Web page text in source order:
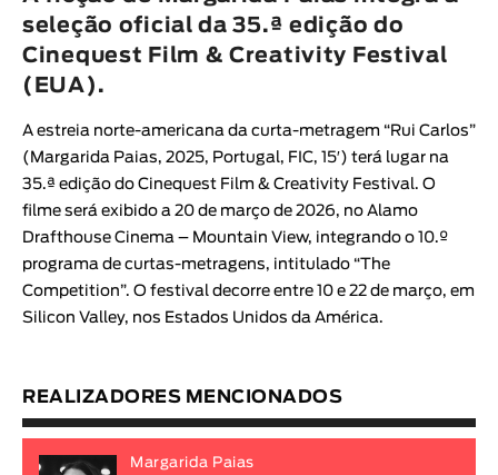
Animar
DURAÇÃO
< / >
GÉNERO
Ficção
Animação
Experimental
seleção oficial da 35.ª edição do
Cinequest Film & Creativity Festival
(EUA).
A estreia norte-americana da curta-metragem “Rui Carlos”
( Margarida Paias, 2025, Portugal, FIC, 15′) terá lugar na
35.ª edição do Cinequest Film & Creativity Festival. O
filme será exibido a 20 de março de 2026, no Alamo
Drafthouse Cinema – Mountain View, integrando o 10.º
programa de curtas-metragens, intitulado “The
Competition”. O festival decorre entre 10 e 22 de março, em
Silicon Valley, nos Estados Unidos da América.
REALIZADORES MENCIONADOS
Margarida Paias